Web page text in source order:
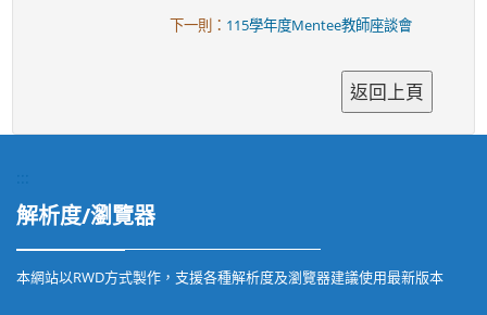
下一則： 115學年度Mentee教師座談會
解析度/瀏覽器
本網站以RWD方式製作，支援各種解析度及瀏覽器建議使用最新版本